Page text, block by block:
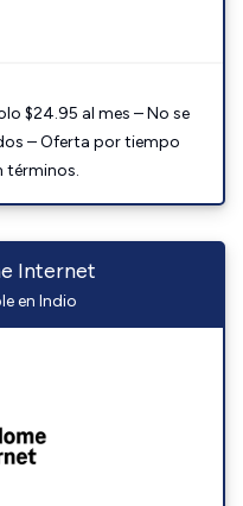
$24.95 al mes – No se
– Oferta por tiempo
términos.
Internet
en Indio